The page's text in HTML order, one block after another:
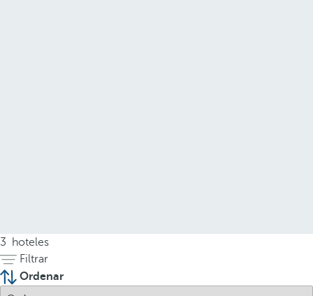
3
hoteles
Filtrar
Ordenar